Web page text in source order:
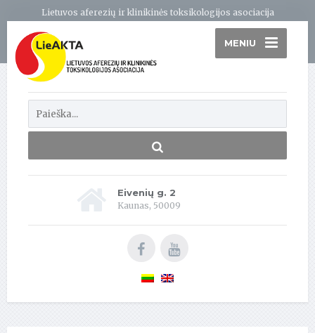
Lietuvos aferezių ir klinikinės toksikologijos asociacija
MENIU
Eivenių g. 2
Kaunas, 50009